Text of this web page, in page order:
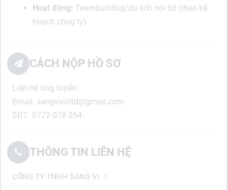
Hoạt động: Teambuilding/du lịch nội bộ (theo kế
hoạch công ty)
CÁCH NỘP HỒ SƠ
Liên hệ ứng tuyển:
Email: sangvicoltd@gmail.com
SĐT: 0772 078 054
THÔNG TIN LIÊN HỆ
CÔNG TY TNHH SANG VI